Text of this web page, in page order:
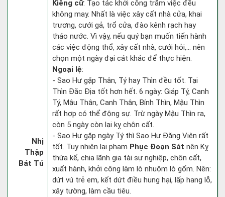
Nhị
Thập
Bát Tú
Kiêng cữ: Tạo tác khởi công trăm việc đều
không may. Nhất là việc xây cất nhà cửa, khai
trương, cưới gả, trổ cửa, đào kênh rạch hay
tháo nước. Vì vậy, nếu quý bạn muốn tiến hành
các việc động thổ, xây cất nhà, cưới hỏi,... nên
chọn một ngày đại cát khác để thực hiện.
Ngoại lệ:
- Sao Hư gặp Thân, Tý hay Thìn đều tốt. Tại
Thìn Đắc Địa tốt hơn hết. 6 ngày: Giáp Tý, Canh
Tý, Mậu Thân, Canh Thân, Bính Thìn, Mậu Thìn
rất hợp có thể động sự. Trừ ngày Mậu Thìn ra,
còn 5 ngày còn lại kỵ chôn cất.
- Sao Hư gặp ngày Tý thì Sao Hư Đăng Viên rất
tốt. Tuy nhiên lại phạm Phục Đoạn Sát nên Kỵ
thừa kế, chia lãnh gia tài sự nghiệp, chôn cất,
xuất hành, khởi công làm lò nhuộm lò gốm. Nên:
dứt vú trẻ em, kết dứt điều hung hại, lấp hang lỗ,
xây tường, làm cầu tiêu.